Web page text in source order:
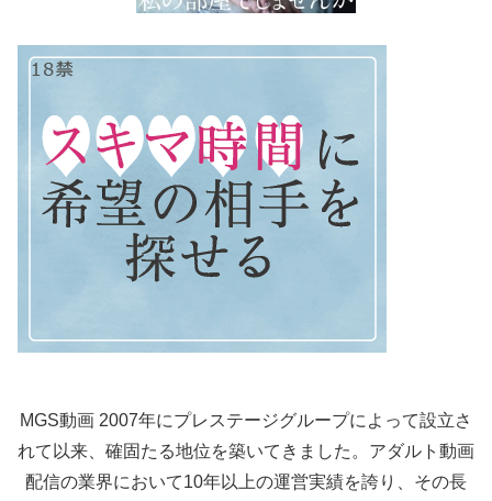
MGS動画 2007年にプレステージグループによって設立さ
れて以来、確固たる地位を築いてきました。アダルト動画
配信の業界において10年以上の運営実績を誇り、その長